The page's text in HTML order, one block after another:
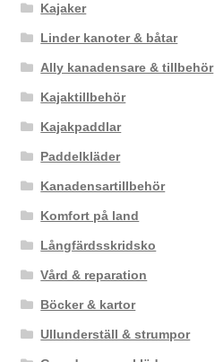
Kajaker
Linder kanoter & båtar
Ally kanadensare & tillbehör
Kajaktillbehör
Kajakpaddlar
Paddelkläder
Kanadensartillbehör
Komfort på land
Långfärdsskridsko
Vård & reparation
Böcker & kartor
Ullunderställ & strumpor